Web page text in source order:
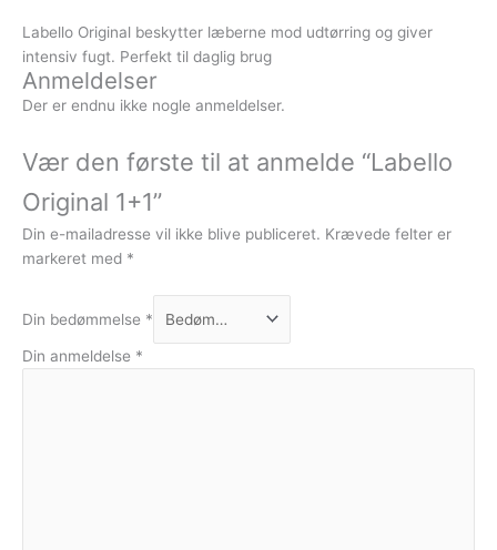
Labello Original beskytter læberne mod udtørring og giver
intensiv fugt. Perfekt til daglig brug
Anmeldelser
Der er endnu ikke nogle anmeldelser.
Vær den første til at anmelde “Labello
Original 1+1”
Din e-mailadresse vil ikke blive publiceret. Krævede felter er
markeret med *
Din bedømmelse *
Din anmeldelse *